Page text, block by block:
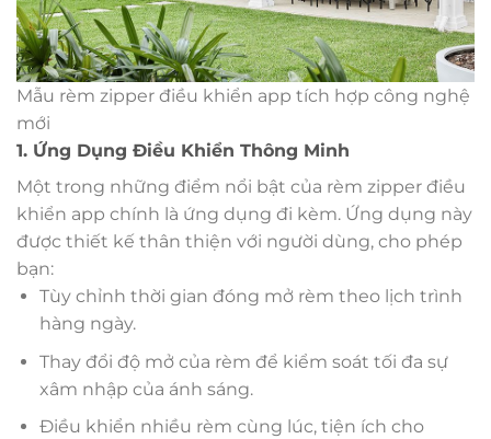
Mẫu rèm zipper điều khiển app tích hợp công nghệ
mới
1. Ứng Dụng Điều Khiển Thông Minh
Một trong những điểm nổi bật của rèm zipper điều
khiển app chính là ứng dụng đi kèm. Ứng dụng này
được thiết kế thân thiện với người dùng, cho phép
bạn:
Tùy chỉnh thời gian đóng mở rèm theo lịch trình
hàng ngày.
Thay đổi độ mở của rèm để kiểm soát tối đa sự
xâm nhập của ánh sáng.
Điều khiển nhiều rèm cùng lúc, tiện ích cho